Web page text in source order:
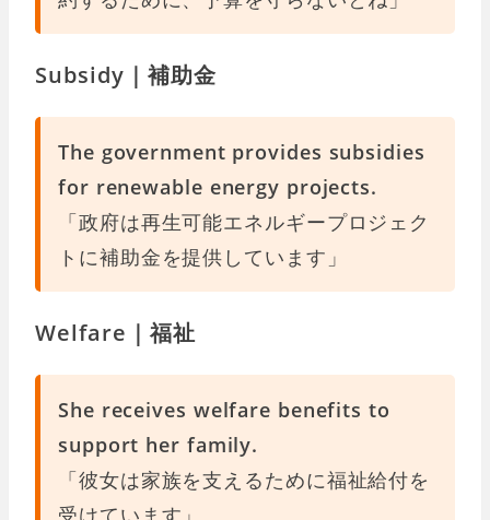
Subsidy｜補助金
The government provides subsidies
for renewable energy projects.
「政府は再生可能エネルギープロジェク
トに補助金を提供しています」
Welfare｜福祉
She receives welfare benefits to
support her family.
「彼女は家族を支えるために福祉給付を